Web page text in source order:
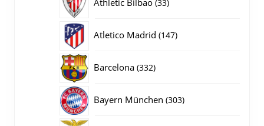
Athletic Bilbao 33
Atletico Madrid 147147
Barcelona 332332
Bayern München 303303